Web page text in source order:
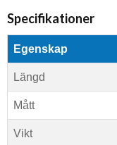
Specifikationer
Egenskap
Längd
Mått
Vikt